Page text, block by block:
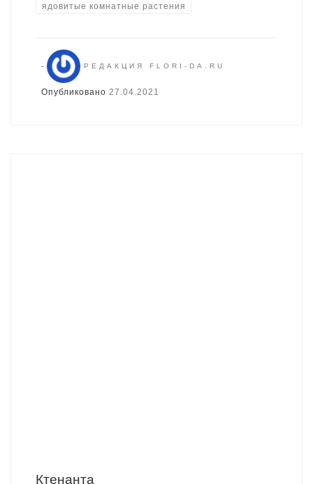
ядовитые комнатные растения
- РЕДАКЦИЯ FLORI-DA.RU
Опубликовано27.04.2021
Ктенанта